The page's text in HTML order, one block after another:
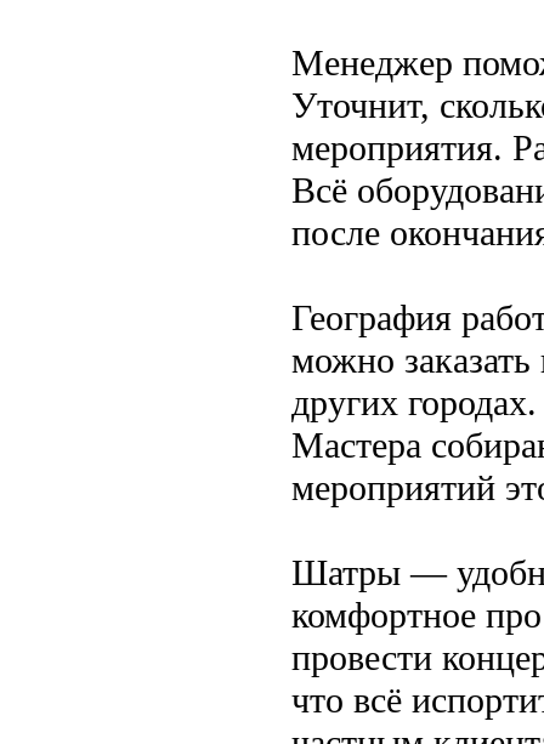
Менеджер
Уточнит,
мероприятия.
Всё
после
География
можно
других
Мастера
мероприятий
Шатры —
комфортное
провести
что всё